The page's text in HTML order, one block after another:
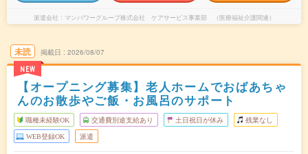
派遣会社 マンパワーグループ株式会社 ケアサービス事業部 （医療福祉介護関連）
未読
NEW
掲載日 2026/08/07
【オープニング募集】老人ホームでおばあちゃ
んのお散歩やご飯・お風呂のサポート
職種未経験OK 交通費別途支給あり 土日祝日が休み 残業なし
WEB登録OK 派遣